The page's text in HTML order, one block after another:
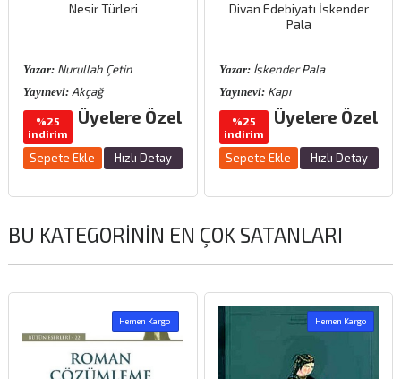
Nesir Türleri
Yazar:Nurullah Çetin
Yayınevi:Akçağ
%25
indirim
Üyelere Özel
Sepete Ekle Hızlı Detay
Divan Edebiyatı İskender
Pala
Yazar:İskender Pala
Yayınevi:Kapı
%25
indirim
Üyelere Özel
Sepete Ekle Hızlı Detay
BU KATEGORININ EN ÇOK SATANLARI
Hemen Kargo Hemen Kargo